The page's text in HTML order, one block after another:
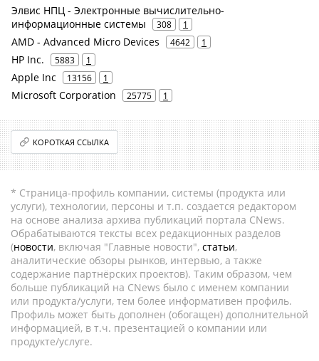
Элвис НПЦ - Электронные вычислительно-
информационные системы
308 1
AMD - Advanced Micro Devices 4642 1
HP Inc. 5883 1
Apple Inc 13156 1
Microsoft Corporation 25775 1
КОРОТКАЯ ССЫЛКА
* Страница-профиль компании, системы (продукта или
услуги), технологии, персоны и т.п. создается редактором
на основе анализа архива публикаций портала CNews.
Обрабатываются тексты всех редакционных разделов
(новости, включая "Главные новости", статьи,
аналитические обзоры рынков, интервью, а также
содержание партнёрских проектов). Таким образом, чем
больше публикаций на CNews было с именем компании
или продукта/услуги, тем более информативен профиль.
Профиль может быть дополнен (обогащен) дополнительной
информацией, в т.ч. презентацией о компании или
продукте/услуге.